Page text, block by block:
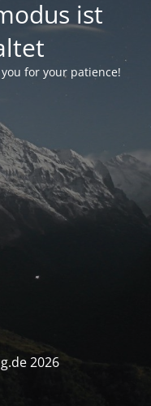
ist
for your patience!
2026